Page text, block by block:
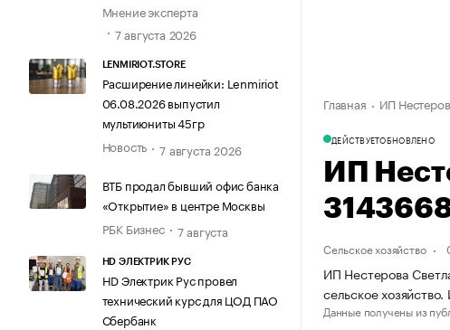
Мнение эксперта
7 августа 2026
LENMIRIOT.STORE
Расширение линейки: Lenmiriot
06.08.2026 выпустил
мультиюниты 45гр
Новость
7 августа 2026
ВТБ продал бывший офис банка
«Открытие» в центре Москвы
РБК Бизнес
7 августа
HD ЭЛЕКТРИК РУС
HD Электрик Рус провел
технический курс для ЦОД ПАО
Сбербанк
Главная ИП
ДЕЙСТВУЕТОБНОВЛЕНО
ИП
Сельское хозяйство
ИП Нестерова
сельское
Данные получены из